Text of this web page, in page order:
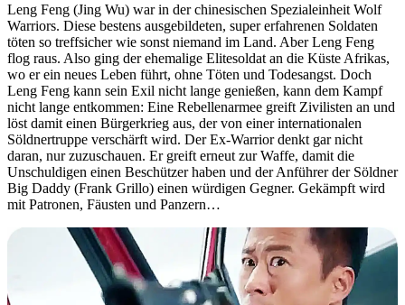
Leng Feng (Jing Wu) war in der chinesischen Spezialeinheit Wolf
Warriors. Diese bestens ausgebildeten, super erfahrenen Soldaten
töten so treffsicher wie sonst niemand im Land. Aber Leng Feng
flog raus. Also ging der ehemalige Elitesoldat an die Küste Afrikas,
wo er ein neues Leben führt, ohne Töten und Todesangst. Doch
Leng Feng kann sein Exil nicht lange genießen, kann dem Kampf
nicht lange entkommen: Eine Rebellenarmee greift Zivilisten an und
löst damit einen Bürgerkrieg aus, der von einer internationalen
Söldnertruppe verschärft wird. Der Ex-Warrior denkt gar nicht
daran, nur zuzuschauen. Er greift erneut zur Waffe, damit die
Unschuldigen einen Beschützer haben und der Anführer der Söldner
Big Daddy (Frank Grillo) einen würdigen Gegner. Gekämpft wird
mit Patronen, Fäusten und Panzern…